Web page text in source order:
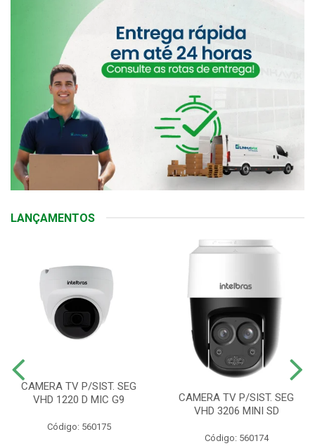
LANÇAMENTOS
CAMERA TV P/SIST. SEG
VHD 1220 D MIC G9
Código: 560175
CAMERA TV P/SIST. SEG
VHD 3206 MINI SD
Código: 560174